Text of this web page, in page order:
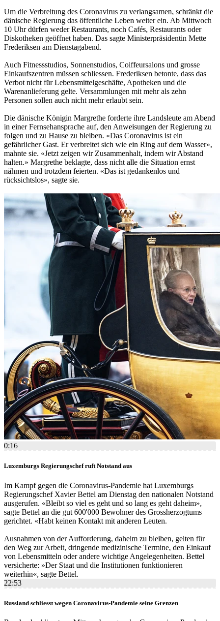
Um die Verbreitung des Coronavirus zu verlangsamen, schränkt die
dänische Regierung das öffentliche Leben weiter ein. Ab Mittwoch
10 Uhr dürfen weder Restaurants, noch Cafés, Restaurants oder
Diskotheken geöffnet haben. Das sagte Ministerpräsidentin Mette
Frederiksen am Dienstagabend.
Auch Fitnessstudios, Sonnenstudios, Coiffeursalons und grosse
Einkaufszentren müssen schliessen. Frederiksen betonte, dass das
Verbot nicht für Lebensmittelgeschäfte, Apotheken und die
Warenanlieferung gelte. Versammlungen mit mehr als zehn
Personen sollen auch nicht mehr erlaubt sein.
Die dänische Königin Margrethe forderte ihre Landsleute am Abend
in einer Fernsehansprache auf, den Anweisungen der Regierung zu
folgen und zu Hause zu bleiben. «Das Coronavirus ist ein
gefährlicher Gast. Er verbreitet sich wie ein Ring auf dem Wasser»,
mahnte sie. «Jetzt zeigen wir Zusammenhalt, indem wir Abstand
halten.» Margrethe beklagte, dass nicht alle die Situation ernst
nähmen und trotzdem feierten. «Das ist gedankenlos und
rücksichtslos», sagte sie.
0:16
Luxemburgs Regierungschef ruft Notstand aus
Im Kampf gegen die Coronavirus-Pandemie hat Luxemburgs
Regierungschef Xavier Bettel am Dienstag den nationalen Notstand
ausgerufen. «Bleibt so viel es geht und so lang es geht daheim»,
sagte Bettel an die gut 600'000 Bewohner des Grossherzogtums
gerichtet. «Habt keinen Kontakt mit anderen Leuten.
Ausnahmen von der Aufforderung, daheim zu bleiben, gelten für
den Weg zur Arbeit, dringende medizinische Termine, den Einkauf
von Lebensmitteln oder andere wichtige Angelegenheiten. Bettel
versicherte: »Der Staat und die Institutionen funktionieren
weiterhin«, sagte Bettel.
22:53
Russland schliesst wegen Coronavirus-Pandemie seine Grenzen